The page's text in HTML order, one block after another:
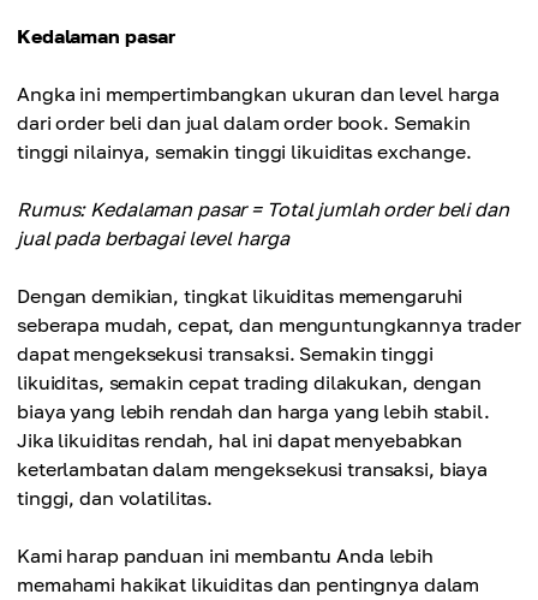
Kedalaman pasar
Angka ini mempertimbangkan ukuran dan level harga
dari order beli dan jual dalam order book. Semakin
tinggi nilainya, semakin tinggi likuiditas exchange.
Rumus: Kedalaman pasar = Total jumlah order beli dan
jual pada berbagai level harga
Dengan demikian, tingkat likuiditas memengaruhi
seberapa mudah, cepat, dan menguntungkannya trader
dapat mengeksekusi transaksi. Semakin tinggi
likuiditas, semakin cepat trading dilakukan, dengan
biaya yang lebih rendah dan harga yang lebih stabil.
Jika likuiditas rendah, hal ini dapat menyebabkan
keterlambatan dalam mengeksekusi transaksi, biaya
tinggi, dan volatilitas.
Kami harap panduan ini membantu Anda lebih
memahami hakikat likuiditas dan pentingnya dalam